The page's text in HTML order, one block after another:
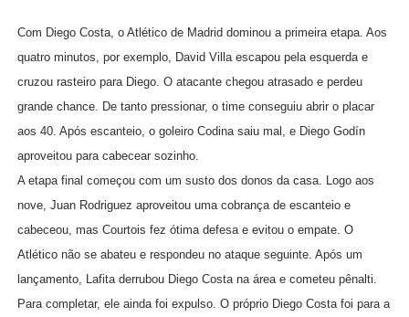
Com Diego Costa, o Atlético de Madrid dominou a primeira etapa. Aos
quatro minutos, por exemplo, David Villa escapou pela esquerda e
cruzou rasteiro para Diego. O atacante chegou atrasado e perdeu
grande chance. De tanto pressionar, o time conseguiu abrir o placar
aos 40. Após escanteio, o goleiro Codina saiu mal, e Diego Godín
aproveitou para cabecear sozinho.
A etapa final começou com um susto dos donos da casa. Logo aos
nove, Juan Rodriguez aproveitou uma cobrança de escanteio e
cabeceou, mas Courtois fez ótima defesa e evitou o empate. O
Atlético não se abateu e respondeu no ataque seguinte. Após um
lançamento, Lafita derrubou Diego Costa na área e cometeu pênalti.
Para completar, ele ainda foi expulso. O próprio Diego Costa foi para a